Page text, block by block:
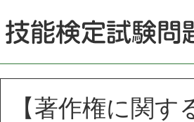
【著作権に関す